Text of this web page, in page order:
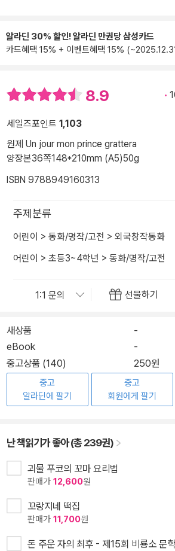
알라딘 30% 할인! 알라딘 만권당 삼성카드
카드혜택 15% + 이벤트혜택 15%
8.9
세일즈포인트 1,103
원제 Un jour mon prince grattera
양장본36쪽148*210mm (A5)50g
ISBN 9788949160313
주제분류
어린이 > 동화/명작/고전 > 외국창작동화
어린이 > 초등3~4학년 > 동화/명작/고전
선물하기
새상품
-
eBook
-
중고상품 (140) 250원
중고
알라딘에 팔기
중고
회원에게 팔기
난 책읽기가 좋아 (총 239권)
괴물 푸코의 꼬마 요리법
판매가 12,600원
꼬랑지네 떡집
판매가 11,700원
돈 주운 자의 최후 - 제15회 비룡소 문